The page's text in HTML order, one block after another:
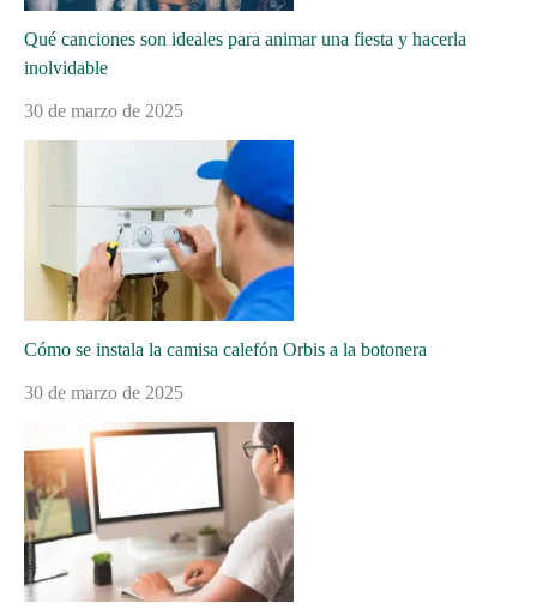
Qué canciones son ideales para animar una fiesta y hacerla
inolvidable
30 de marzo de 2025
Cómo se instala la camisa calefón Orbis a la botonera
30 de marzo de 2025